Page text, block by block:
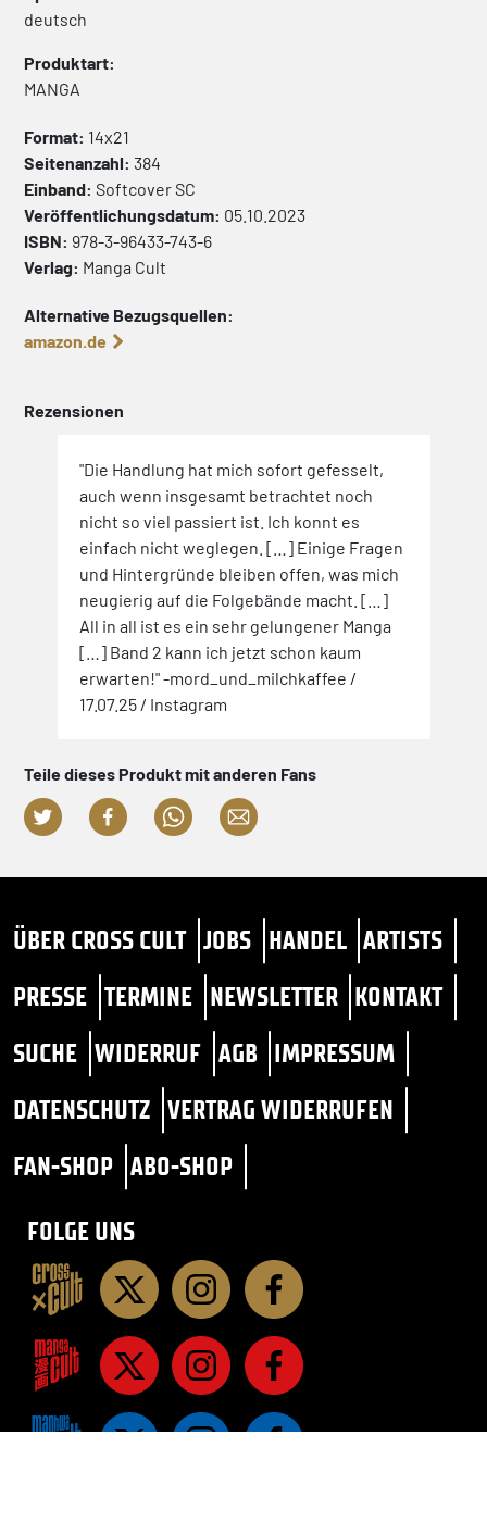
deutsch
Produktart:
MANGA
Format: 14x21
Seitenanzahl: 384
Einband: SoftcoverSC
Veröffentlichungsdatum: 05.10.2023
ISBN: 978-3-96433-743-6
Verlag: Manga Cult
Alternative Bezugsquellen:
amazon.de
Rezensionen
"Die Handlung hat mich sofort gefesselt,
auch wenn insgesamt betrachtet noch
nicht so viel passiert ist. Ich konnt es
einfach nicht weglegen. […] Einige Fragen
und Hintergründe bleiben offen, was mich
neugierig auf die Folgebände macht. […]
All in all ist es ein sehr gelungener Manga
[…] Band 2 kann ich jetzt schon kaum
erwarten!" -mord_und_milchkaffee /
17.07.25 / Instagram
Teile dieses Produkt mit anderen Fans
ÜBER CROSS CULT JOBS HANDEL ARTISTS
PRESSE TERMINE NEWSLETTER KONTAKT
SUCHE WIDERRUF AGB IMPRESSUM
DATENSCHUTZ VERTRAG WIDERRUFEN
FAN-SHOP ABO-SHOP
FOLGE UNS